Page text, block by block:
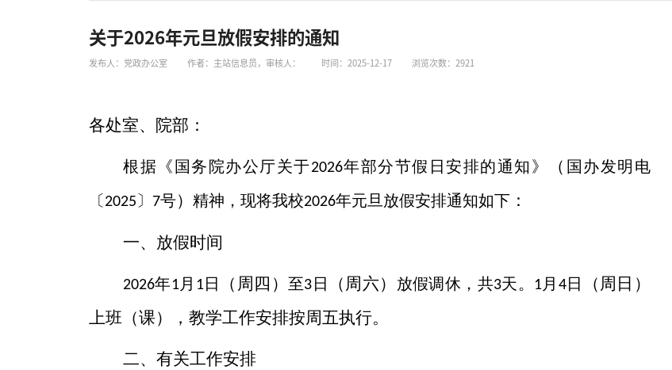
关于2026年元旦放假安排的通知
发布人：党政办公室 作者：主站信息员，审核人： 时间：2025-12-17 浏览次数：2921
各处室、院部：
根据《国务院办公厅关于2026年部分节假日安排的通知》 （ 国办发明电
〔 2025 〕 7号） 精神，现将我校2026年元旦放假安排通知如下 ：
一、 放假时间
2026年1 月 1 日 （ 周四 ） 至3 日 （ 周六） 放假调休，共3天。 1 月 4日 （ 周日 ）
上班 （课） ，教学工作安排按周五执行。
二、有关工作安排